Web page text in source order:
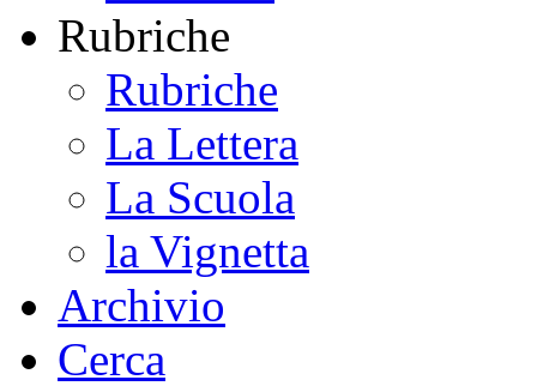
Rubriche
Rubriche
La Lettera
La Scuola
la Vignetta
Archivio
Cerca